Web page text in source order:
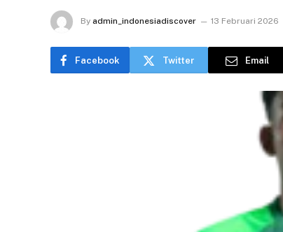
By admin_indonesiadiscover 13 Februari 2026
Facebook Twitter Email